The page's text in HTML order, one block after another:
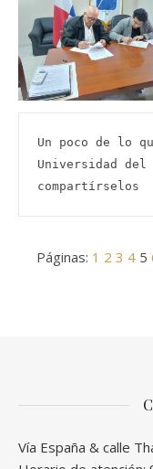
Un poco de lo
Universidad
compartírselos
Páginas: 1 2 3 4 5
Vía España & calle